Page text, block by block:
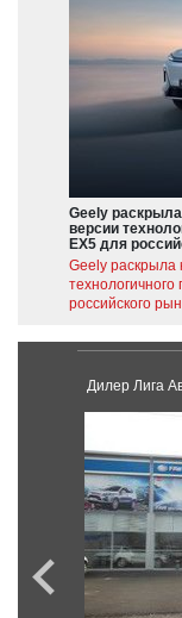
Geely
версии
EX5 для
Geely раскрыла
технологичного
российского
Дилер Лига